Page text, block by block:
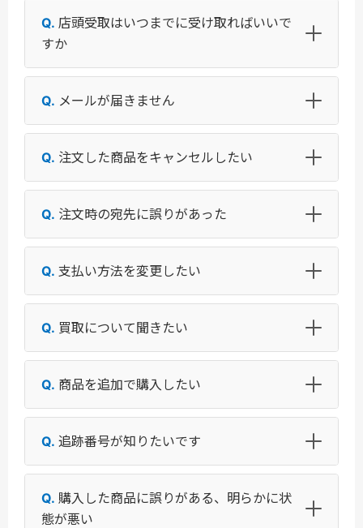
店頭受取はいつまでに受け取ればいいで
すか
メールが届きません
注文した商品をキャンセルしたい
注文時の宛先に誤りがあった
支払い方法を変更したい
買取について聞きたい
商品を追加で購入したい
追跡番号が知りたいです
購入した商品に誤りがある、明らかに状
態が悪い